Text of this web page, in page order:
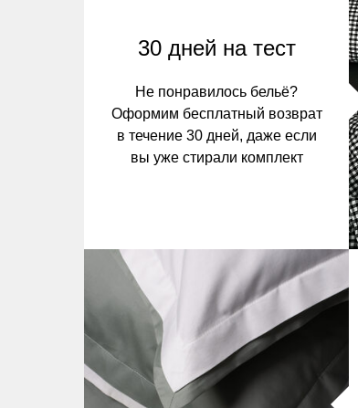
30 дней на тест
Не понравилось бельё?
Оформим бесплатный возврат
в течение 30 дней, даже если
вы уже стирали комплект